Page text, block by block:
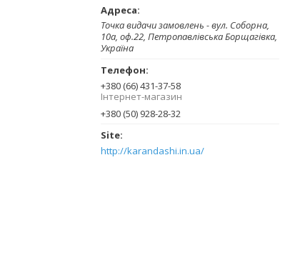
Точка видачи замовлень - вул. Соборна,
10а, оф.22, Петропавлівська Борщагівка,
Україна
+380 (66) 431-37-58
Інтернет-магазин
+380 (50) 928-28-32
http://karandashi.in.ua/